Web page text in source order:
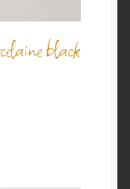
black